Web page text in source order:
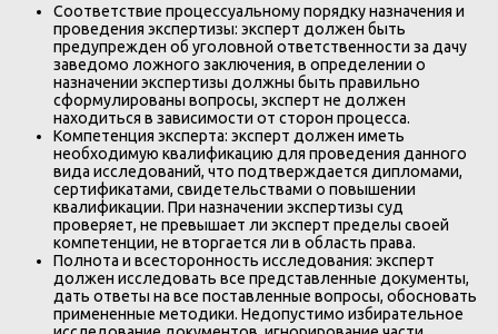
Соответствие процессуальному порядку назначения и
проведения экспертизы: эксперт должен быть
предупрежден об уголовной ответственности за дачу
заведомо ложного заключения, в определении о
назначении экспертизы должны быть правильно
сформулированы вопросы, эксперт не должен
находиться в зависимости от сторон процесса.
Компетенция эксперта: эксперт должен иметь
необходимую квалификацию для проведения данного
вида исследований, что подтверждается дипломами,
сертификатами, свидетельствами о повышении
квалификации. При назначении экспертизы суд
проверяет, не превышает ли эксперт пределы своей
компетенции, не вторгается ли в область права.
Полнота и всесторонность исследования: эксперт
должен исследовать все представленные документы,
дать ответы на все поставленные вопросы, обосновать
примененные методики. Недопустимо избирательное